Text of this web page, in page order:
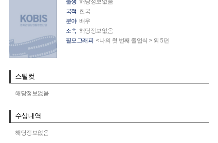
출생 해당정보없음
국적 한국
분야 배우
소속 해당정보없음
필모그래피 <나의 첫 번째 졸업식 > 외 5편
스틸컷
해당정보없음
수상내역
해당정보없음